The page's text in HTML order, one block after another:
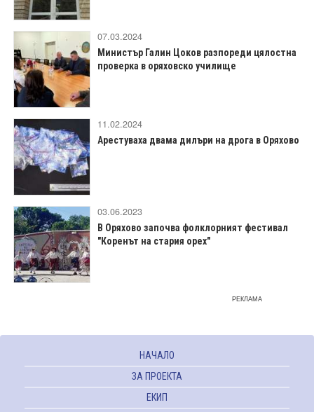
07.03.2024
Министър Галин Цоков разпореди цялостна
проверка в оряховско училище
11.02.2024
Арестуваха двама дилъри на дрога в Оряхово
03.06.2023
В Оряхово започва фолклорният фестивал
"Коренът на стария орех"
РЕКЛАМА
НАЧАЛО
ЗА ПРОЕКТА
ЕКИП